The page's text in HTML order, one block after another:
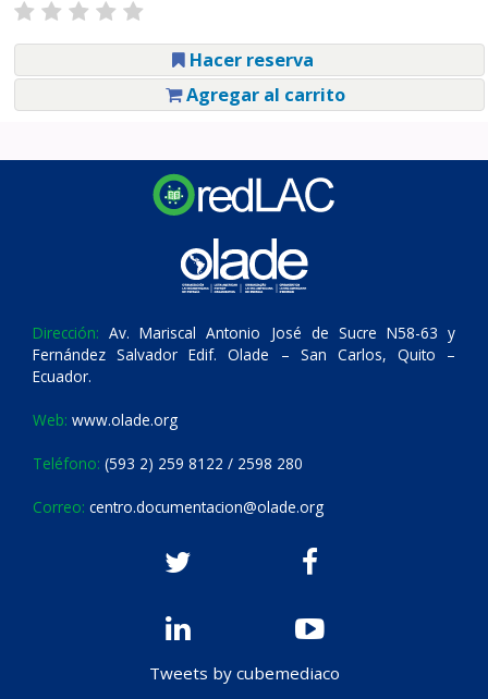
Hacer reserva
Agregar al carrito
Dirección: Av. Mariscal Antonio José de Sucre N58-63 y
Fernández Salvador Edif. Olade – San Carlos, Quito –
Ecuador.
Web: www.olade.org
Teléfono: (593 2) 259 8122 / 2598 280
Correo: centro.documentacion@olade.org
Tweets by cubemediaco